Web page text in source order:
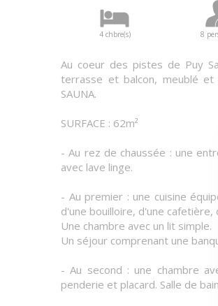
4 chbre(s) 8
Au coeur des pistes de Puy
terrasse et balcon, meublé et
SAUNA.
SURFACE : 62m²
- Au rez de chaussée : une
avec lave linge.
- Au premier : une cuisine
d'une bouilloire, d'une cafetière,
Une chambre avec un lit simple.
Un séjour comprenant une
- Au second : une chambre
penderie et placard. Salle de